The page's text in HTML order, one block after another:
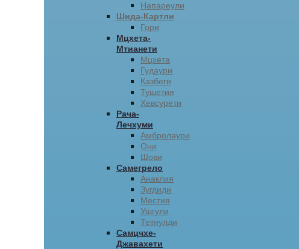
Напареули
Шида-Картли
Гори
Мцхета-
Мтианети
Мцхета
Гудаури
Казбеги
Тушетия
Хевсурети
Рача-
Лечхуми
Амбролаури
Они
Шови
Самегрело
Анаклия
Зугдиди
Местия
Ушгули
Тетнулди
Самцчхе-
Джавахети